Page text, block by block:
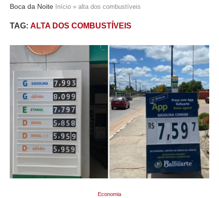
Boca da Noite Início » alta dos combustíveis
TAG: ALTA DOS COMBUSTÍVEIS
Economia